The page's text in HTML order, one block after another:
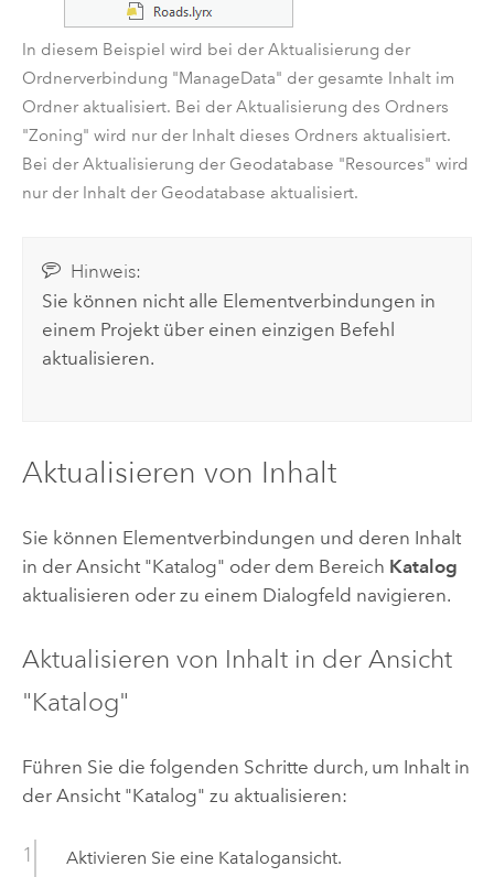
In diesem Beispiel wird bei der Aktualisierung der
Ordnerverbindung "ManageData" der gesamte Inhalt im
Ordner aktualisiert. Bei der Aktualisierung des Ordners
"Zoning" wird nur der Inhalt dieses Ordners aktualisiert.
Bei der Aktualisierung der Geodatabase "Resources" wird
nur der Inhalt der Geodatabase aktualisiert.
Hinweis:
Sie können nicht alle Elementverbindungen in
einem Projekt über einen einzigen Befehl
aktualisieren.
Aktualisieren von Inhalt
Sie können Elementverbindungen und deren Inhalt
in der Ansicht "Katalog" oder dem Bereich Katalog
aktualisieren oder zu einem Dialogfeld navigieren.
Aktualisieren von Inhalt in der Ansicht
"Katalog"
Führen Sie die folgenden Schritte durch, um Inhalt in
der Ansicht "Katalog" zu aktualisieren:
Aktivieren Sie eine Katalogansicht.